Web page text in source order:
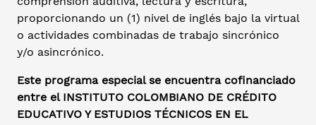
proporcionando un (1) nivel de inglés bajo la virtual
o actividades combinadas de trabajo sincrónico
y/o asincrónico.
Este programa especial se encuentra cofinanciado
entre el INSTITUTO COLOMBIANO DE CRÉDITO
EDUCATIVO Y ESTUDIOS TÉCNICOS EN EL